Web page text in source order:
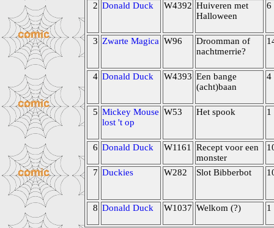
2 Donald Duck W4392 Huiveren met
Halloween
6
3 Zwarte Magica W96
Droomman of
nachtmerrie?
4 Donald Duck W4393 Een bange
(acht)baan
4
5 Mickey Mouse
lost 't op
W53 Het spook 1
6 Donald Duck W1161
Recept voor een
monster
7 Duckies W282 Slot Bibberbot
8 Donald Duck W1037 Welkom (?) 1